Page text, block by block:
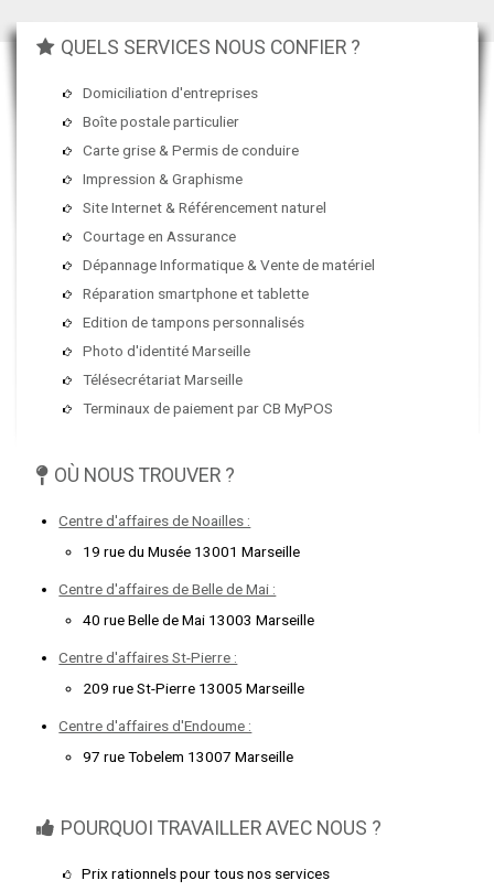
QUELS SERVICES NOUS CONFIER ?
Domiciliation d'entreprises
Boîte postale particulier
Carte grise & Permis de conduire
Impression & Graphisme
Site Internet & Référencement naturel
Courtage en Assurance
Dépannage Informatique & Vente de matériel
Réparation smartphone et tablette
Edition de tampons personnalisés
Photo d'identité Marseille
Télésecrétariat Marseille
Terminaux de paiement par CB MyPOS
OÙ NOUS TROUVER ?
Centre d'affaires de Noailles :
19 rue du Musée 13001 Marseille
Centre d'affaires de Belle de Mai :
40 rue Belle de Mai 13003 Marseille
Centre d'affaires St-Pierre :
209 rue St-Pierre 13005 Marseille
Centre d'affaires d'Endoume :
97 rue Tobelem 13007 Marseille
POURQUOI TRAVAILLER AVEC NOUS ?
Prix rationnels pour tous nos services